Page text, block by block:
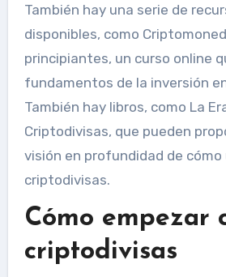
También hay una serie de
disponibles, como
principiantes, un curso online
fundamentos de la inversión
También hay libros, como La
Criptodivisas, que pueden
visión en profundidad de
criptodivisas.
Cómo empezar
criptodivisas